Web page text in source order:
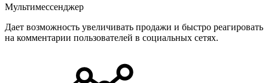
Мультимессенджер
Дает возможность увеличивать продажи и быстро реагировать
на комментарии пользователей в социальных сетях.